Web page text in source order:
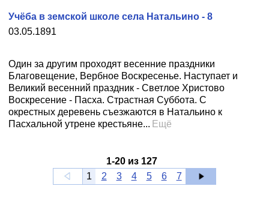
03.05.1891
Учёба в земской школе села Натальино - 8
Один за другим проходят весенние праздники
Благовещение, Вербное Воскресенье. Наступает и
Великий весенний праздник - Светлое Христово
Воскресение - Пасха. Страстная Суббота. С
окрестных деревень съезжаются в Натальино к
Пасхальной утрене крестьяне... Ещё
1-20из 127
1
2 3 4 5 6 7